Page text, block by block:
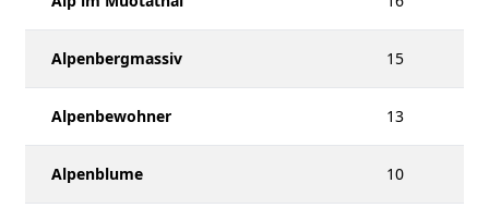
Alpenbergmassiv 15
Alpenbewohner 13
Alpenblume 10